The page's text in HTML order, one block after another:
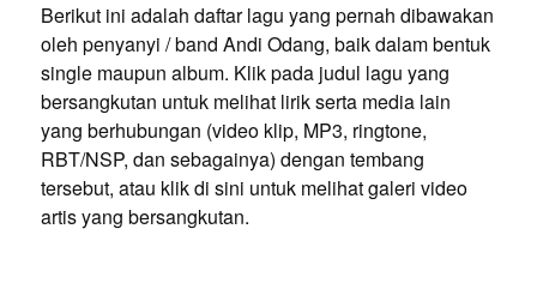
Berikut ini adalah daftar lagu yang pernah dibawakan
oleh penyanyi / band Andi Odang, baik dalam bentuk
single maupun album. Klik pada judul lagu yang
bersangkutan untuk melihat lirik serta media lain
yang berhubungan (video klip, MP3, ringtone,
RBT/NSP, dan sebagainya) dengan tembang
tersebut, atau klik di sini untuk melihat galeri video
artis yang bersangkutan.